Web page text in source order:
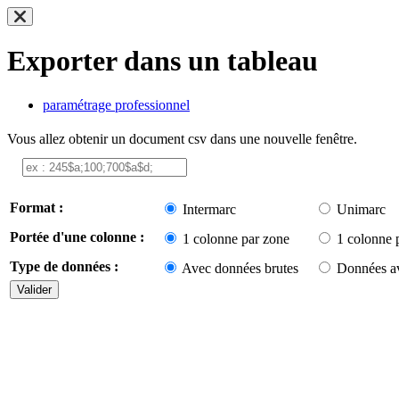
Exporter dans un tableau
paramétrage professionnel
Vous allez obtenir un document csv dans une nouvelle fenêtre.
Format : Intermarc
Unimarc
Portée d'une colonne :
1 colonne par zone
1 colonne
Type de données :
Avec données brutes Données